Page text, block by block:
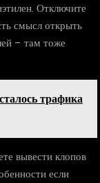
Отключите
смысл открыть
– там тоже
трафика
вывести клопов
если